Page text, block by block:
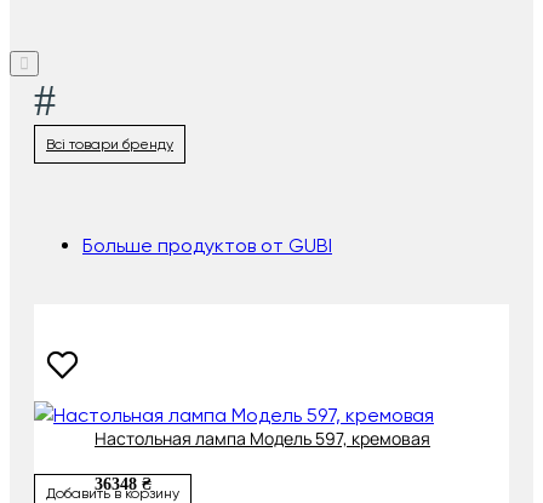
#
Всі товари бренду
Больше продуктов от GUBI
Настольная лампа Модель 597, кремовая
36348 ₴
Добавить в корзину